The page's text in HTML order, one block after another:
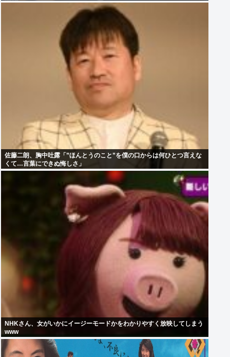
佐藤二朗、胸中吐露「”ほんとうのこと”を僕の口からは何ひとつ言えな
くて…言葉にできぬ悔しさ」
NHKさん、女がいかにイージーモードかをわかりやすく放映してしまう
www